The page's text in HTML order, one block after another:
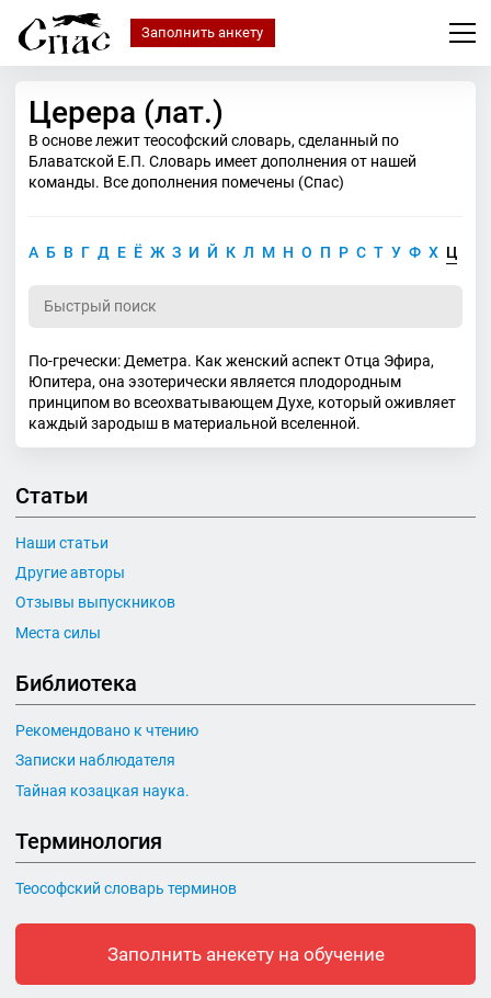
Заполнить анкету
Церера (лат.)
В основе лежит теософский словарь, сделанный по
Блаватской Е.П. Словарь имеет дополнения от нашей
команды. Все дополнения помечены (Спас)
А Б В Г Д Е Ё Ж З И Й К Л М Н О П Р С Т У Ф Х Ц
По-гречески: Деметра. Как женский аспект Отца Эфира,
Юпитера, она эзотерически является плодородным
принципом во всеохватывающем Духе, который оживляет
каждый зародыш в материальной вселенной.
Статьи
Наши статьи
Другие авторы
Отзывы выпускников
Места силы
Библиотека
Рекомендовано к чтению
Записки наблюдателя
Тайная козацкая наука.
Терминология
Теософский словарь терминов
Заполнить анекету на обучение